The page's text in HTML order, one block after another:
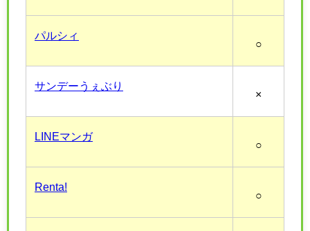
パルシィ
○
サンデーうぇぶり
×
LINEマンガ
○
Renta!
○